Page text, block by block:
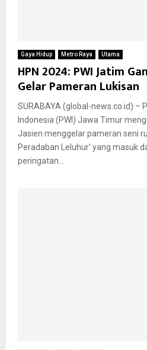
Gaya Hidup Metro Raya Utama
HPN 2024: PWI Jatim
Gelar Pameran Lukisan
SURABAYA (global-news.co.id) –
Indonesia (PWI) Jawa Timur
Jasien menggelar pameran seni
Peradaban Leluhur’ yang masuk
peringatan...